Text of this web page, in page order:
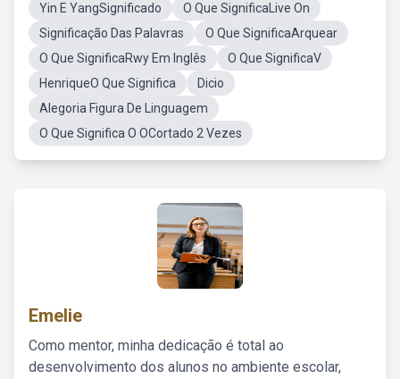
Yin E YangSignificado
O Que SignificaLive On
Significação Das Palavras
O Que SignificaArquear
O Que SignificaRwy Em Inglês
O Que SignificaV
HenriqueO Que Significa
Dicio
Alegoria Figura De Linguagem
O Que Significa O OCortado 2 Vezes
Emelie
Como mentor, minha dedicação é total ao
desenvolvimento dos alunos no ambiente escolar,